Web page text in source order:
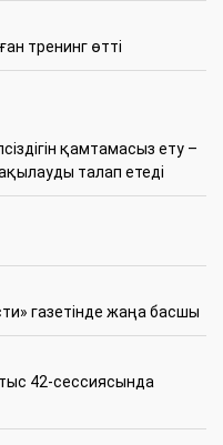
тренинг өтті
қамтамасыз ету –
талап етеді
газетінде жаңа басшы
42-сессиясында